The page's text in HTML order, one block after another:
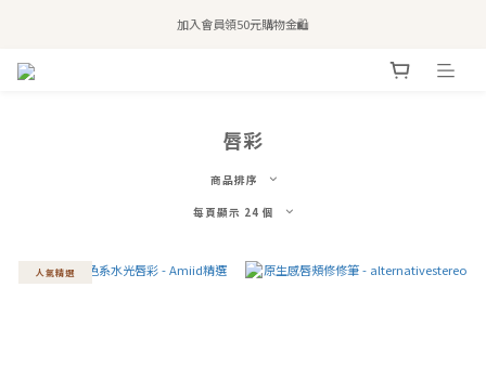
全站滿$2,500免運｜6/30前 含新品滿$1,300超取免運
加入會員領50元購物金🛍️
唇彩
商品排序
每頁顯示 24 個
人氣精選